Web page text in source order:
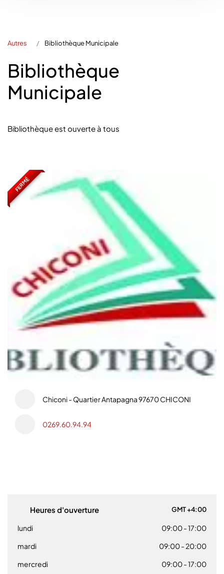
Autres Bibliothèque Municipale
Bibliothèque
Municipale
Bibliothèque est ouverte à tous
FERMÉ
Chiconi - Quartier Antapagna 97670 CHICONI
0269.60.94.94
Heures d'ouverture GMT +4:00
lundi 09:00- 17:00
mardi
09:00- 20:00
mercredi
09:00- 17:00